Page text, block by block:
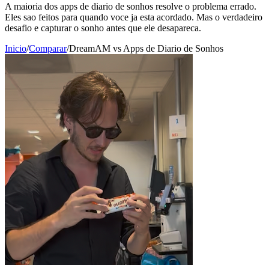
A maioria dos apps de diario de sonhos resolve o problema errado.
Eles sao feitos para quando voce ja esta acordado. Mas o verdadeiro
desafio e capturar o sonho antes que ele desapareca.
Inicio/Comparar/DreamAM vs Apps de Diario de Sonhos